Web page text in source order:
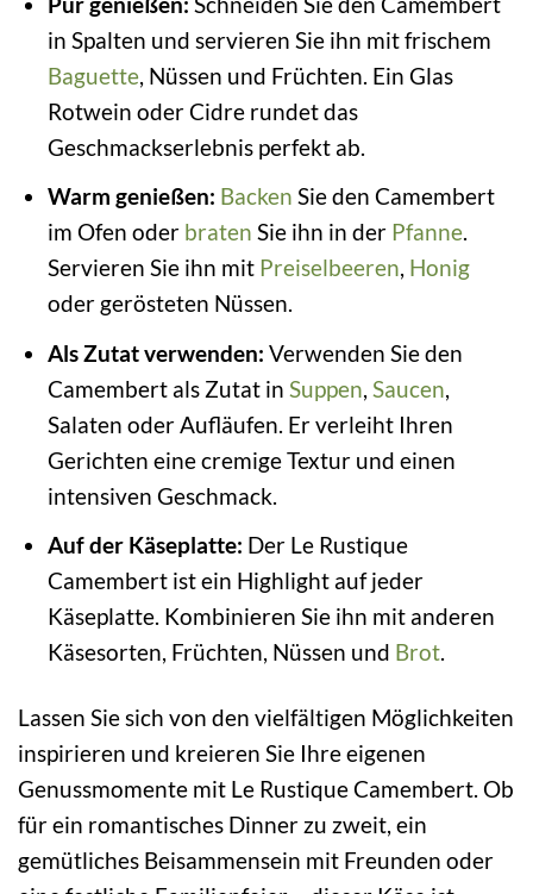
in Spalten und servieren Sie ihn mit frischem
Baguette, Nüssen und Früchten. Ein Glas
Rotwein oder Cidre rundet das
Geschmackserlebnis perfekt ab.
Warm genießen: Backen Sie den Camembert
im Ofen oder braten Sie ihn in der Pfanne.
Servieren Sie ihn mit Preiselbeeren, Honig
oder gerösteten Nüssen.
Als Zutat verwenden: Verwenden Sie den
Camembert als Zutat in Suppen Saucen
Salaten oder Aufläufen. Er verleiht Ihren
Gerichten eine cremige Textur und einen
intensiven Geschmack.
Auf der Käseplatte: Der Le Rustique
Camembert ist ein Highlight auf jeder
Käseplatte. Kombinieren Sie ihn mit anderen
Käsesorten, Früchten, Nüssen und Brot.
Lassen Sie sich von den vielfältigen Möglichkeiten
inspirieren und kreieren Sie Ihre eigenen
Genussmomente mit Le Rustique Camembert. Ob
für ein romantisches Dinner zu zweit, ein
gemütliches Beisammensein mit Freunden oder